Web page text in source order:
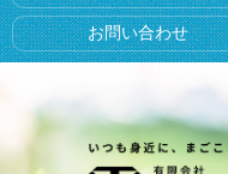
お問い合わせ